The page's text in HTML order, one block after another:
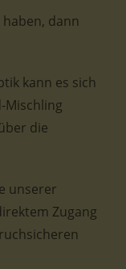
dann
kann es sich
Mischling
die
unserer
Zugang